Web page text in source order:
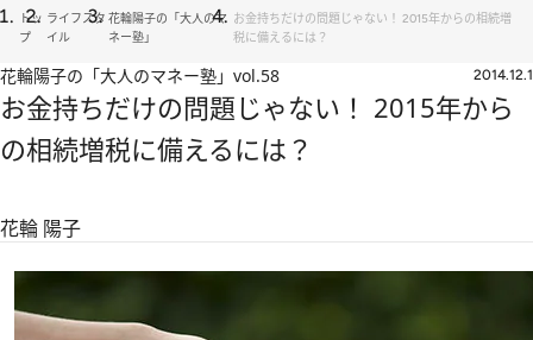
トッ
プ
ライフスタ
イル
花輪陽子の「大人のマ
ネー塾」
お金持ちだけの問題じゃない！ 2015年からの相続増
税に備えるには？
花輪陽子の「大人のマネー塾」 vol.58 2014.12.1
お金持ちだけの問題じゃない！ 2015年から
の相続増税に備えるには？
花輪 陽子